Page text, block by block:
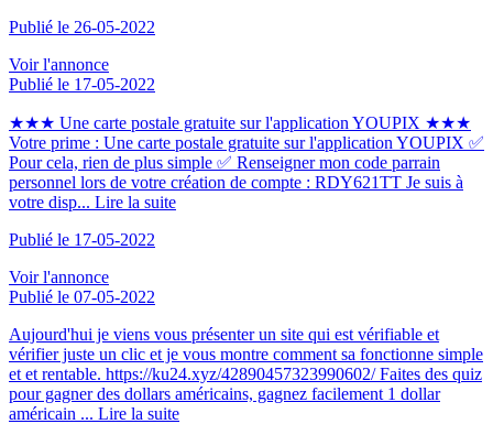
Publié le 26-05-2022
Voir l'annonce
Publié le 17-05-2022
★★★ Une carte postale gratuite sur l'application YOUPIX ★★★
Votre prime : Une carte postale gratuite sur l'application YOUPIX ✅
Pour cela, rien de plus simple ✅ Renseigner mon code parrain
personnel lors de votre création de compte : RDY621TT Je suis à
votre disp... Lire la suite
Publié le 17-05-2022
Voir l'annonce
Publié le 07-05-2022
Aujourd'hui je viens vous présenter un site qui est vérifiable et
vérifier juste un clic et je vous montre comment sa fonctionne simple
et et rentable. https://ku24.xyz/42890457323990602/ Faites des quiz
pour gagner des dollars américains, gagnez facilement 1 dollar
américain ... Lire la suite